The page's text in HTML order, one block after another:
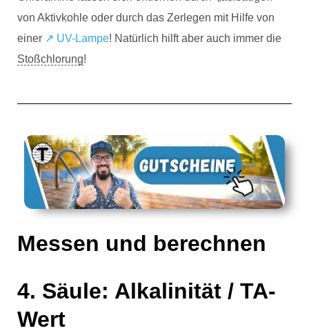
von Aktivkohle oder durch das Zerlegen mit Hilfe von
einer ↗️ UV-Lampe! Natürlich hilft aber auch immer die
Stoßchlorung!
Messen und berechnen
4. Säule: Alkalinität / TA-
Wert